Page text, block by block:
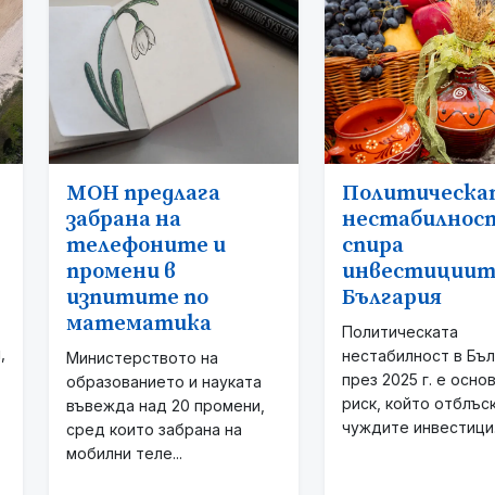
МОН предлага
забрана на
телефоните и
промени в
изпитите по
математика
Министерството на
образованието и науката
въвежда над 20 промени,
сред които забрана на
мобилни теле...
спира
България
Политическата
нестабилност в
през 2025 г. е
риск, който
чуждите